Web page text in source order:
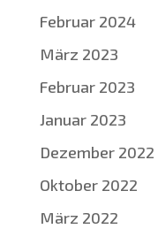
Februar 2024
März 2023
Februar 2023
Januar 2023
Dezember 2022
Oktober 2022
März 2022